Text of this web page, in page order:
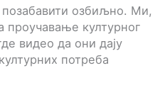
озбиљно. Ми,
културног
видео да они дају
потреба